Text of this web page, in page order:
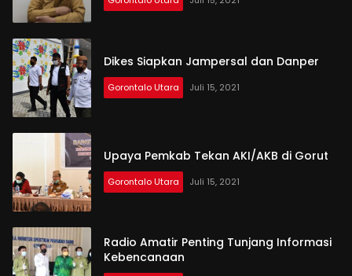
Dikes Siapkan Jampersal dan Danper
Gorontalo Utara Juli 15, 2021
Upaya Pemkab Tekan AKI/AKB di Gorut
Gorontalo Utara Juli 15, 2021
Radio Amatir Penting Tunjang Informasi
Kebencanaan